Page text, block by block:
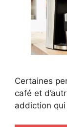
Certaines
café et
addiction